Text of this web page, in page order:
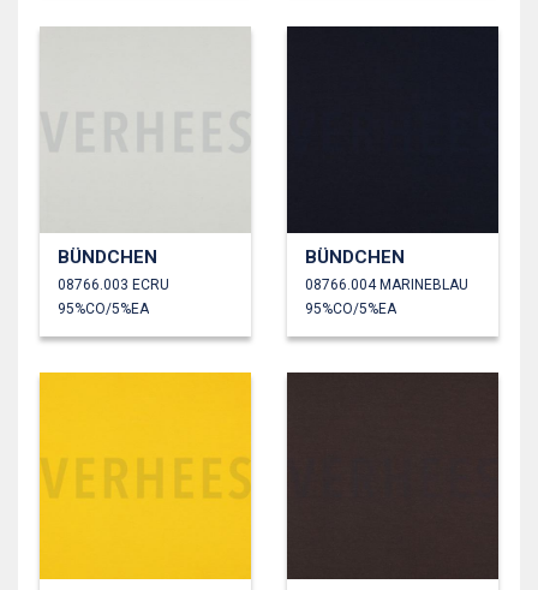
BÜNDCHEN
08766.003 ECRU
95%CO/5%EA
BÜNDCHEN
08766.004 MARINEBLAU
95%CO/5%EA